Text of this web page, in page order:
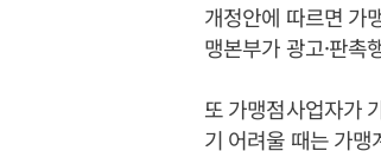
개정안에 따르면 가
맹본부가 광고·판촉
또 가맹점사업자가
기 어려울 때는 가